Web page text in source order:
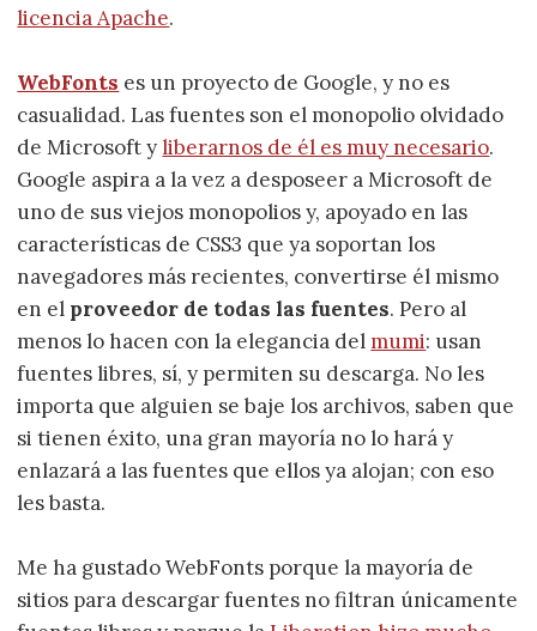
licencia Apache.
WebFonts es un proyecto de Google, y no es
casualidad. Las fuentes son el monopolio olvidado
de Microsoft yliberarnos de él es muy necesario.
Google aspira a la vez a desposeer a Microsoft de
uno de sus viejos monopolios y, apoyado en las
características de CSS3 que ya soportan los
navegadores más recientes, convertirse él mismo
en el proveedor de todas las fuentes. Pero al
menos lo hacen con la elegancia delmumi: usan
fuentes libres, sí, y permiten su descarga. No les
importa que alguien se baje los archivos, saben que
si tienen éxito, una gran mayoría no lo hará y
enlazará a las fuentes que ellos ya alojan; con eso
les basta.
Me ha gustado WebFonts porque la mayoría de
sitios para descargar fuentes no filtran únicamente